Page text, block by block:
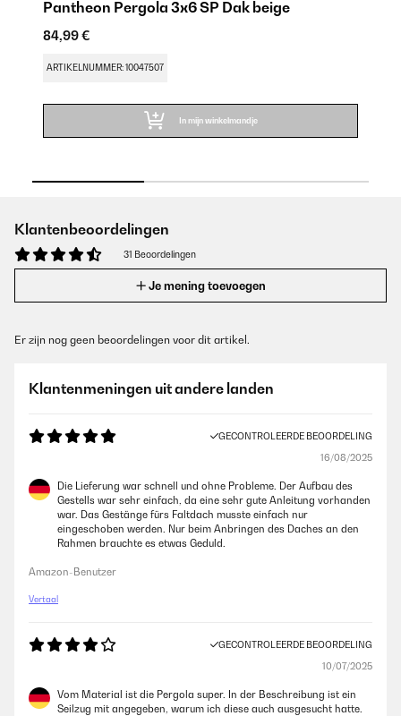
Pantheon Pergola 3x6 SP Dak beige
84,99 €
ARTIKELNUMMER: 10047507
In mijn winkelmandje
Klantenbeoordelingen
31 Beoordelingen
Je mening toevoegen
Er zijn nog geen beoordelingen voor dit artikel.
Klantenmeningen uit andere landen
GECONTROLEERDE BEOORDELING
16/08/2025
Die Lieferung war schnell und ohne Probleme. Der Aufbau des
Gestells war sehr einfach, da eine sehr gute Anleitung vorhanden
war. Das Gestänge fürs Faltdach musste einfach nur
eingeschoben werden. Nur beim Anbringen des Daches an den
Rahmen brauchte es etwas Geduld.
Amazon-Benutzer
Vertaal
GECONTROLEERDE BEOORDELING
10/07/2025
Vom Material ist die Pergola super. In der Beschreibung ist ein
Seilzug mit angegeben, warum ich diese auch ausgesucht hatte.